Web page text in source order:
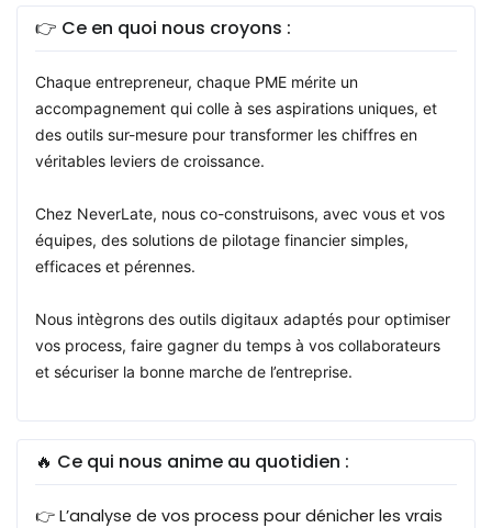
👉 Ce en quoi nous croyons :
Chaque entrepreneur, chaque PME mérite un
accompagnement qui colle à ses aspirations uniques, et
des outils sur-mesure pour transformer les chiffres en
véritables leviers de croissance.
Chez NeverLate, nous co-construisons, avec vous et vos
équipes, des solutions de pilotage financier simples,
efficaces et pérennes.
Nous intègrons des outils digitaux adaptés pour optimiser
vos process, faire gagner du temps à vos collaborateurs
et sécuriser la bonne marche de l’entreprise.
🔥 Ce qui nous anime au quotidien :
👉 L’analyse de vos process pour dénicher les vrais